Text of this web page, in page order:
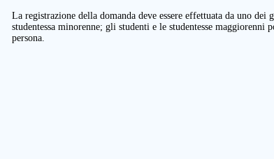
La registrazione della domanda deve essere effettuata da uno dei
studentessa minorenne; gli studenti e le studentesse maggiorenni
persona.